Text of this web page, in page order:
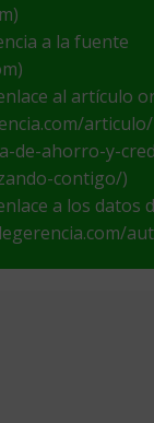
a la fuente
al artículo
de-ahorro-y-
contigo/)
a los datos